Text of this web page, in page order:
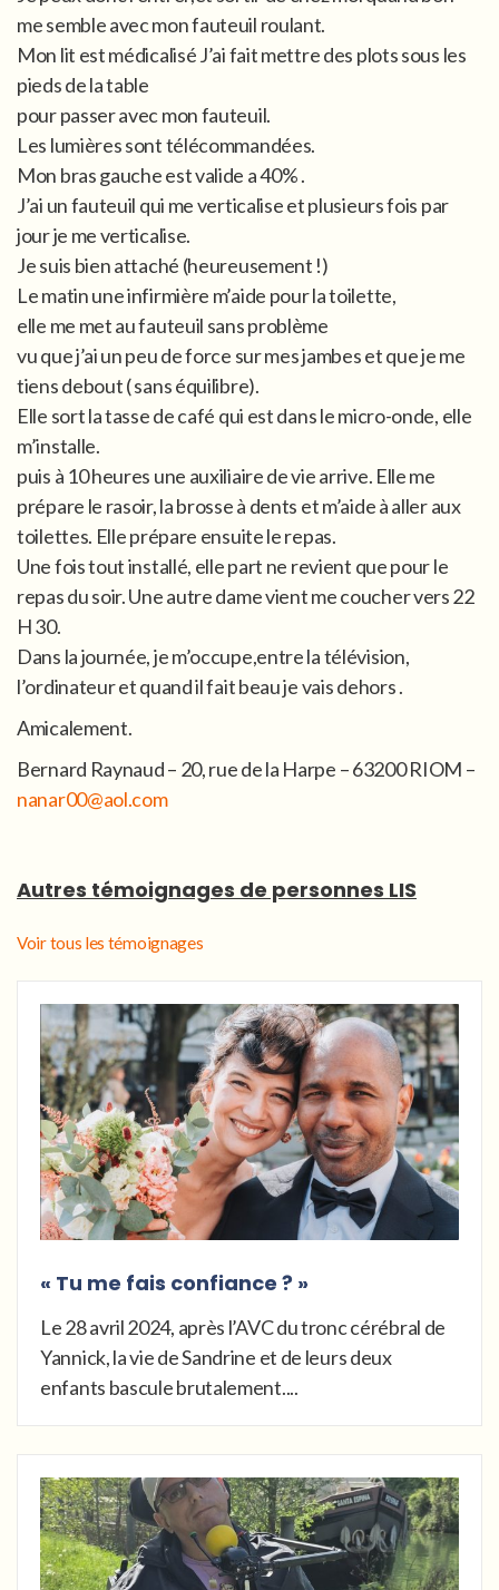
me semble avec mon fauteuil roulant.
Mon lit est médicalisé J’ai fait mettre des plots sous les
pieds de la table
pour passer avec mon fauteuil.
Les lumières sont télécommandées.
Mon bras gauche est valide a 40% .
J’ai un fauteuil qui me verticalise et plusieurs fois par
jour je me verticalise.
Je suis bien attaché (heureusement !)
Le matin une infirmière m’aide pour la toilette,
elle me met au fauteuil sans problème
vu que j’ai un peu de force sur mes jambes et que je me
tiens debout ( sans équilibre).
Elle sort la tasse de café qui est dans le micro-onde, elle
m’installe.
puis à 10 heures une auxiliaire de vie arrive. Elle me
prépare le rasoir, la brosse à dents et m’aide à aller aux
toilettes. Elle prépare ensuite le repas.
Une fois tout installé, elle part ne revient que pour le
repas du soir. Une autre dame vient me coucher vers 22
H 30.
Dans la journée, je m’occupe,entre la télévision,
l’ordinateur et quand il fait beau je vais dehors .
Amicalement.
Bernard Raynaud – 20, rue de la Harpe – 63200 RIOM –
nanar00@aol.com
Autres témoignages de personnes LIS
Voir tous les témoignages
« Tu me fais confiance ? »
Le 28 avril 2024, après l’AVC du tronc cérébral de
Yannick, la vie de Sandrine et de leurs deux
enfants bascule brutalement....